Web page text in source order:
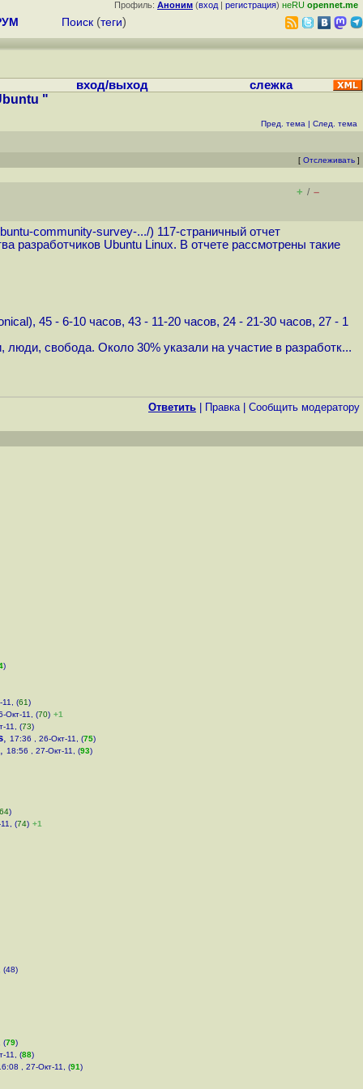
Профиль: Аноним (вход | регистрация) неRU opennet.me
Поиск (теги)
вход/выход слежка
"
Пред. тема | След. тема
[ Отслеживать ]
+ / –
community-survey-.../) 117-страничный отчет
разработчиков Ubuntu Linux. В отчете рассмотрены такие
45 - 6-10 часов, 43 - 11-20 часов, 24 - 21-30 часов, 27 - 1
свобода. Около 30% указали на участие в разработк...
Ответить Правка| Cообщить модератору
)
11, (61)
Окт-11, (70) +1
11, (73)
, 17:36 , 26-Окт-11, (75)
, 18:56 , 27-Окт-11, (93)
64)
(74) +1
(48)
(79)
11, (88)
, 27-Окт-11, (91)